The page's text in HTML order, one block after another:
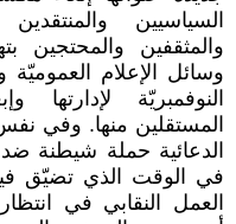
السياسيين
والمثقفين والمحتجين
وسائل الإعلام العموميّة
النوفمبريّة لإدارتها
المستقلين منها. وفي
الدعائية حملة شيطنة
في الوقت الذي تضيّق
العمل النقابي في